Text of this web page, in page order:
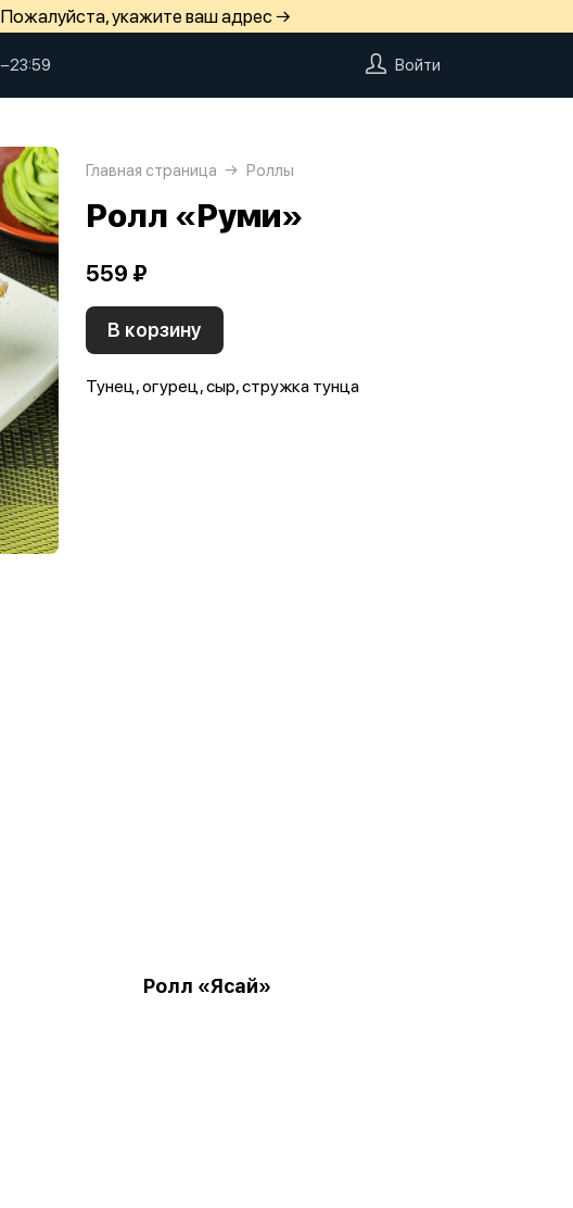
укажите ваш адрес →
Войти
Главная страница Роллы
Ролл «Руми»
559 ₽
В корзину
Тунец, огурец, сыр, стружка тунца
Ролл «Ясай»